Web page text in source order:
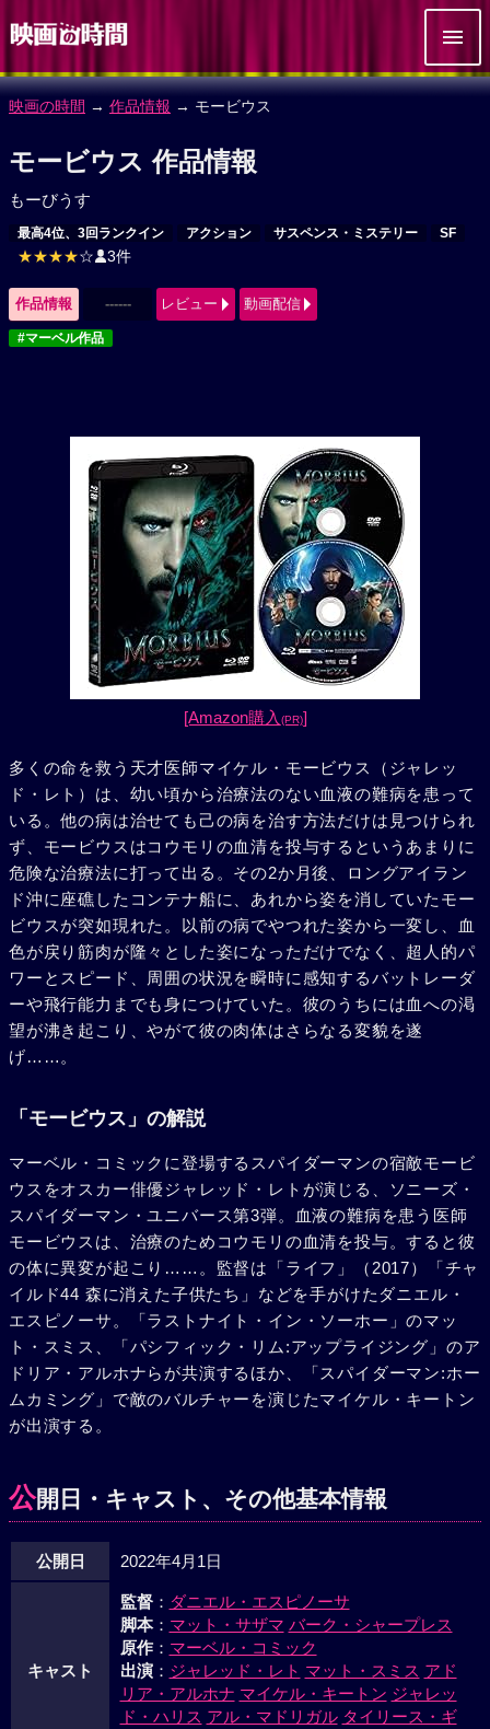
映画の時間 → 作品情報 → モービウス
モービウス 作品情報
もーびうす
最高4位、3回ランクイン アクション サスペンス・ミステリー SF
★★★★☆ 3件
作品情報 ------ レビュー 動画配信
#マーベル作品
[Amazon購入 (PR)]
多くの命を救う天才医師マイケル・モービウス（ジャレッ
ド・レト）は、幼い頃から治療法のない血液の難病を患って
いる。他の病は治せても己の病を治す方法だけは見つけられ
ず、モービウスはコウモリの血清を投与するというあまりに
危険な治療法に打って出る。その2か月後、ロングアイラン
ド沖に座礁したコンテナ船に、あれから姿を消していたモー
ビウスが突如現れた。以前の病でやつれた姿から一変し、血
色が戻り筋肉が隆々とした姿になっただけでなく、超人的パ
ワーとスピード、周囲の状況を瞬時に感知するバットレーダ
ーや飛行能力までも身につけていた。彼のうちには血への渇
望が沸き起こり、やがて彼の肉体はさらなる変貌を遂
げ……。
「モービウス」の解説
マーベル・コミックに登場するスパイダーマンの宿敵モービ
ウスをオスカー俳優ジャレッド・レトが演じる、ソニーズ・
スパイダーマン・ユニバース第3弾。血液の難病を患う医師
モービウスは、治療のためコウモリの血清を投与。すると彼
の体に異変が起こり……。監督は「ライフ」（2017）「チャ
イルド44 森に消えた子供たち」などを手がけたダニエル・
エスピノーサ。「ラストナイト・イン・ソーホー」のマッ
ト・スミス、「パシフィック・リム:アップライジング」のア
ドリア・アルホナらが共演するほか、「スパイダーマン:ホー
ムカミング」で敵のバルチャーを演じたマイケル・キートン
が出演する。
公開日・キャスト、その他基本情報
公開日 2022年4月1日
キャスト
監督： ダニエル・エスピノーサ
脚本： マット・サザマ バーク・シャープレス
原作： マーベル・コミック
出演： ジャレッド・レト マット・スミス アド
リア・アルホナ マイケル・キートン ジャレッ
ド・ハリス アル・マドリガル タイリース・ギ